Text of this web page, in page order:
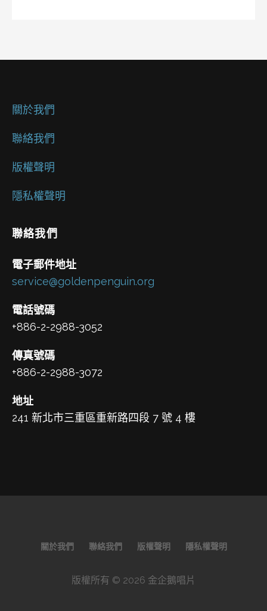
關於我們
聯絡我們
版權聲明
隱私權聲明
聯絡我們
電子郵件地址
service@goldenpenguin.org
電話號碼
+886-2-2988-3052
傳真號碼
+886-2-2988-3072
地址
241 新北市三重區重新路四段 7 號 4 樓
關於我們 聯絡我們 版權聲明 隱私權聲明
版權所有 © 2026 金企鵝唱片